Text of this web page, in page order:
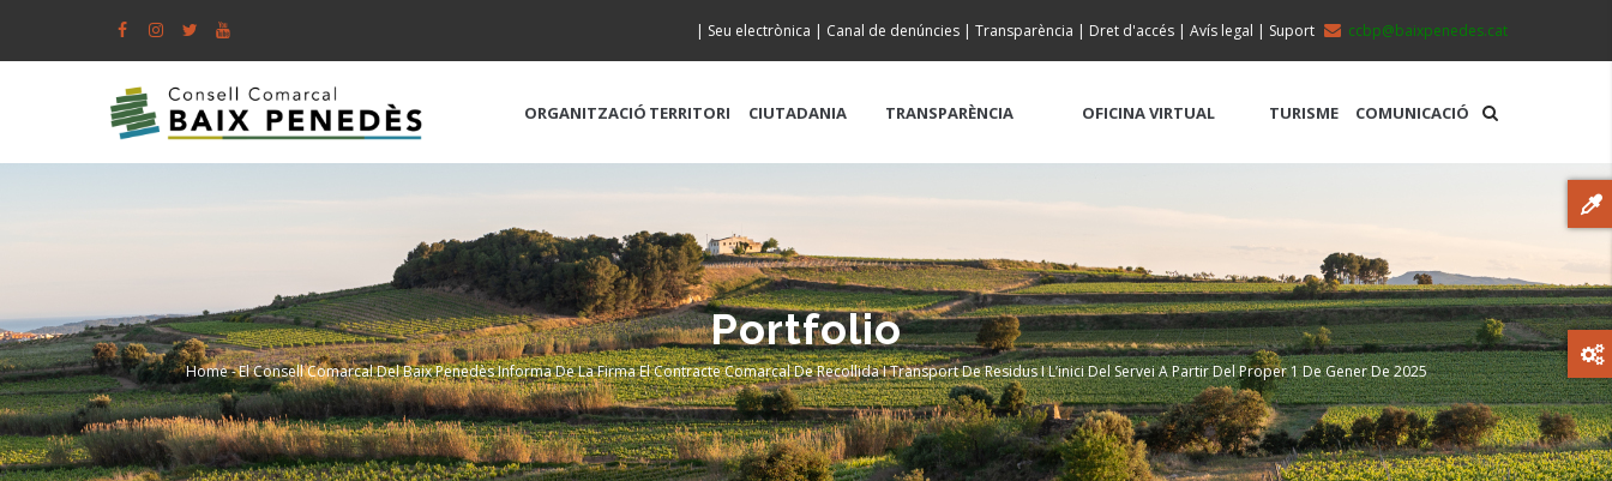
ccbp@baixpenedes.cat
| Seu electrònica | Canal de denúncies | Transparència | Dret d'accés | Avís legal | Suport
ORGANITZACIÓ TERRITORI CIUTADANIA TRANSPARÈNCIA OFICINA VIRTUAL TURISME COMUNICACIÓ
Portfolio
Breadcrumb
Home-El Consell Comarcal Del Baix Penedès Informa De La Firma El Contracte Comarcal De Recollida I Transport De Residus I L’inici Del Servei A Partir Del Proper 1 De Gener De 2025